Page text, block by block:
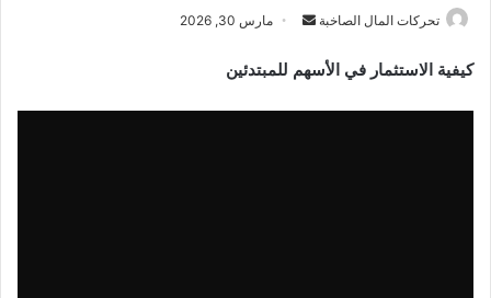
تحركات المال الصاخبة
أرسل
إلكترونيا
مارس 30, 2026
كيفية الاستثمار في الأسهم للمبتدئين